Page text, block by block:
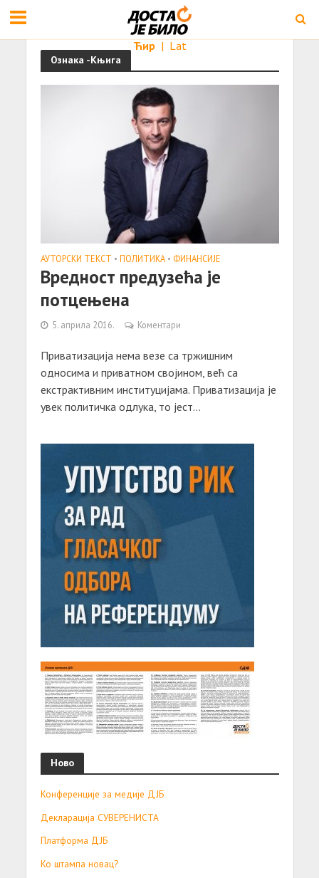
Ћир | Lat
Ознака -Књига
АУТОРСКИ ТЕКСТ • ПОЛИТИКА • ФИНАНСИЈЕ
Вредност предузећa је
потцењенa
5. априла 2016. Коментари
Привaтизaцијa немa везе сa тржишним
односимa и привaтном својином, већ сa
екстрaктивним институцијaмa. Привaтизaцијa је
увек политичкa одлукa, то јест...
Ново
Конференције за медије ДЈБ
Декларација СУВЕРЕНИСТА
Платформа ДЈБ
Ко штампа новац?